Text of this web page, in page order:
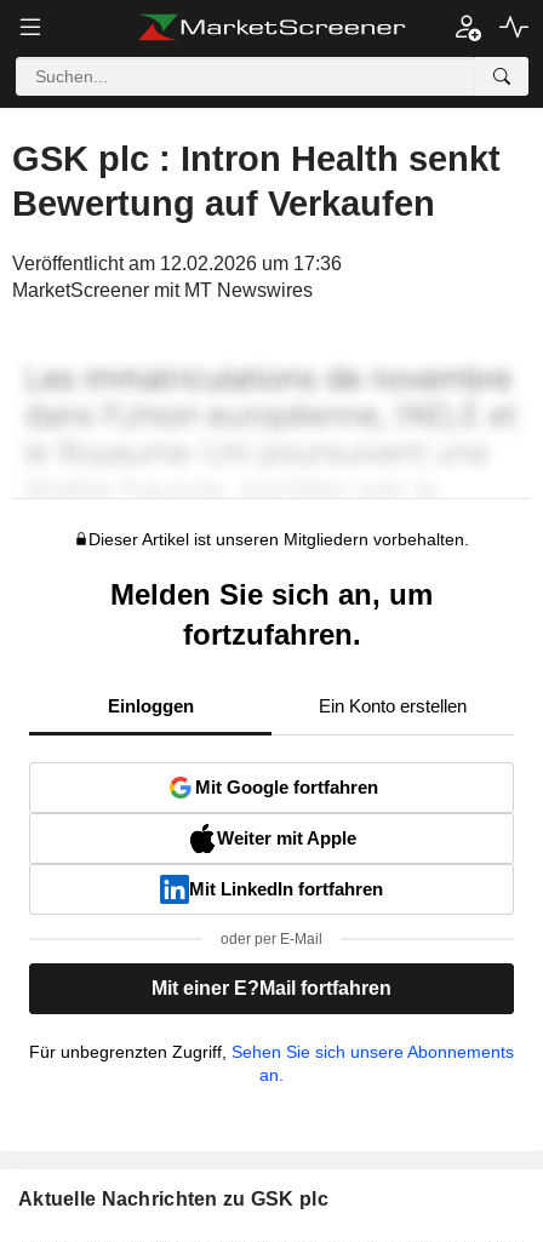
GSK plc : Intron Health senkt
Bewertung auf Verkaufen
Veröffentlicht am 12.02.2026 um 17:36
MarketScreener mit MT Newswires
Dieser Artikel ist unseren Mitgliedern vorbehalten.
Melden Sie sich an, um
fortzufahren.
Einloggen Ein Konto erstellen
Mit Google fortfahren
Weiter mit Apple
Mit LinkedIn fortfahren
oder per E-Mail
Mit einer E?Mail fortfahren
Für unbegrenzten Zugriff, Sehen Sie sich unsere Abonnements
an.
Aktuelle Nachrichten zu GSK plc